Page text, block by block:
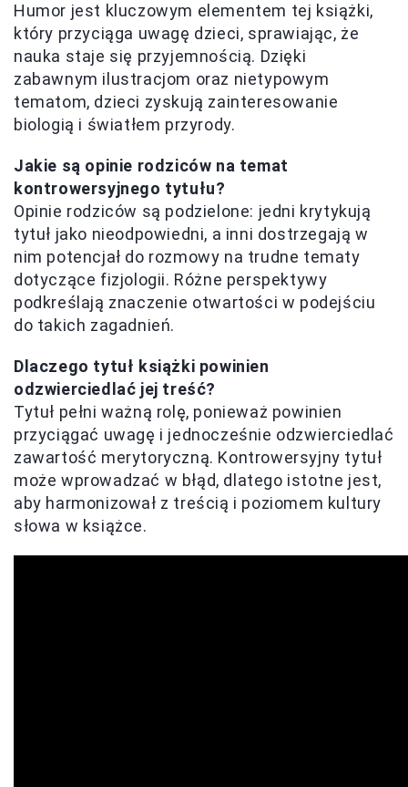
Humor jest kluczowym elementem tej książki,
który przyciąga uwagę dzieci, sprawiając, że
nauka staje się przyjemnością. Dzięki
zabawnym ilustracjom oraz nietypowym
tematom, dzieci zyskują zainteresowanie
biologią i światłem przyrody.
Jakie są opinie rodziców na temat
kontrowersyjnego tytułu?
Opinie rodziców są podzielone: jedni krytykują
tytuł jako nieodpowiedni, a inni dostrzegają w
nim potencjał do rozmowy na trudne tematy
dotyczące fizjologii. Różne perspektywy
podkreślają znaczenie otwartości w podejściu
do takich zagadnień.
Dlaczego tytuł książki powinien
odzwierciedlać jej treść?
Tytuł pełni ważną rolę, ponieważ powinien
przyciągać uwagę i jednocześnie odzwierciedlać
zawartość merytoryczną. Kontrowersyjny tytuł
może wprowadzać w błąd, dlatego istotne jest,
aby harmonizował z treścią i poziomem kultury
słowa w książce.